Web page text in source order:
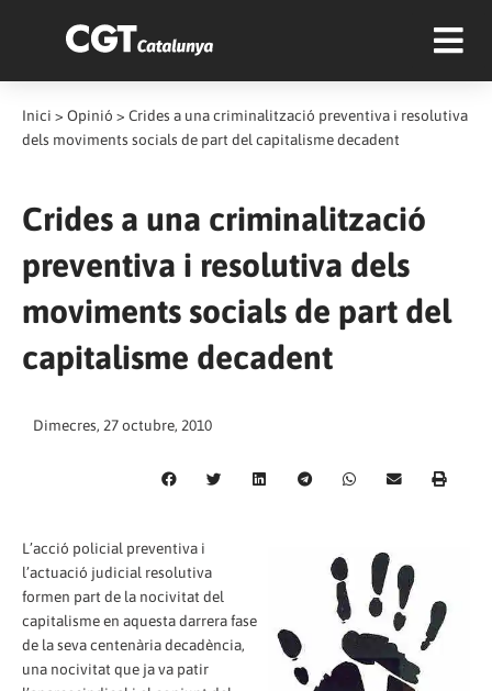
Inici > Opinió > Crides a una criminalització preventiva i resolutiva
dels moviments socials de part del capitalisme decadent
Crides a una criminalització
preventiva i resolutiva dels
moviments socials de part del
capitalisme decadent
Dimecres, 27 octubre, 2010
L’acció policial preventiva i
l’actuació judicial resolutiva
formen part de la nocivitat del
capitalisme en aquesta darrera fase
de la seva centenària decadència,
una nocivitat que ja va patir